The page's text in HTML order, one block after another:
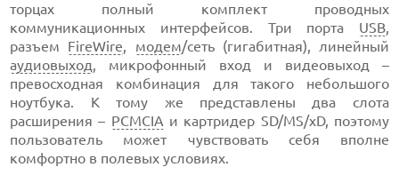
торцах полный комплект проводных
коммуникационных интерфейсов. Три порта USB,
разъем FireWire, модем/сеть (гигабитная), линейный
аудиовыход, микрофонный вход и видеовыход –
превосходная комбинация для такого небольшого
ноутбука. К тому же представлены два слота
расширения – PCMCIA и картридер SD/MS/xD, поэтому
пользователь может чувствовать себя вполне
комфортно в полевых условиях.